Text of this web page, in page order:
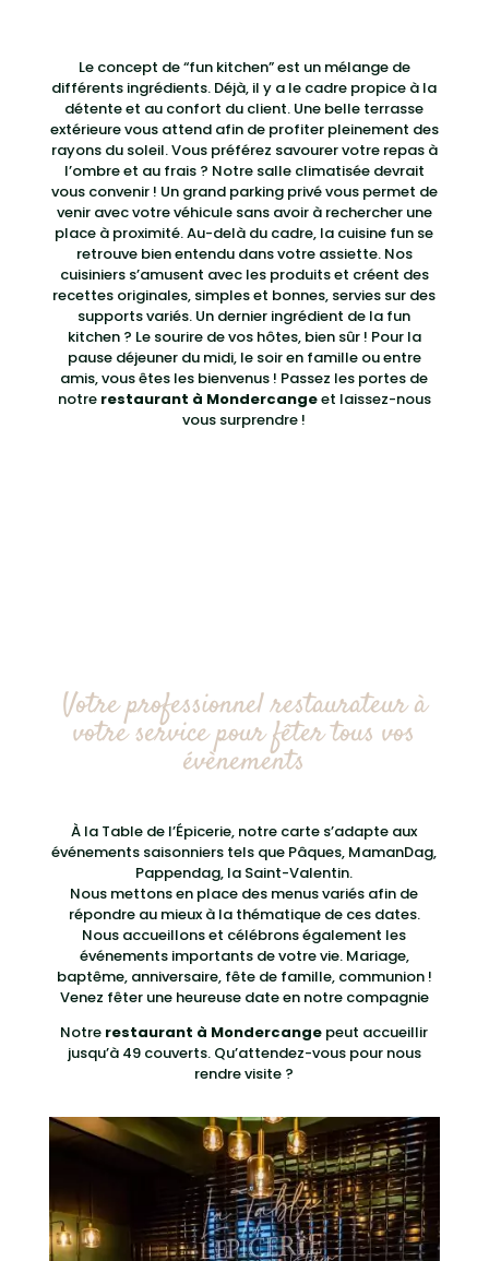
Le concept de “fun kitchen” est un mélange de
différents ingrédients. Déjà, il y a le cadre propice à la
détente et au confort du client. Une belle terrasse
extérieure vous attend afin de profiter pleinement des
rayons du soleil. Vous préférez savourer votre repas à
l’ombre et au frais ? Notre salle climatisée devrait
vous convenir ! Un grand parking privé vous permet de
venir avec votre véhicule sans avoir à rechercher une
place à proximité. Au-delà du cadre, la cuisine fun se
retrouve bien entendu dans votre assiette. Nos
cuisiniers s’amusent avec les produits et créent des
recettes originales, simples et bonnes, servies sur des
supports variés. Un dernier ingrédient de la fun
kitchen ? Le sourire de vos hôtes, bien sûr ! Pour la
pause déjeuner du midi, le soir en famille ou entre
amis, vous êtes les bienvenus ! Passez les portes de
notre restaurant à Mondercangeet laissez-nous
vous surprendre !
Votre professionnel restaurateur à
votre service pour fêter tous vos
évènements
À la Table de l’Épicerie, notre carte s’adapte aux
événements saisonniers tels que Pâques, MamanDag,
Pappendag, la Saint-Valentin.
Nous mettons en place des menus variés afin de
répondre au mieux à la thématique de ces dates.
Nous accueillons et célébrons également les
événements importants de votre vie. Mariage,
baptême, anniversaire, fête de famille, communion !
Venez fêter une heureuse date en notre compagnie
Notre restaurant à Mondercange peut accueillir
jusqu’à 49 couverts. Qu’attendez-vous pour nous
rendre visite ?